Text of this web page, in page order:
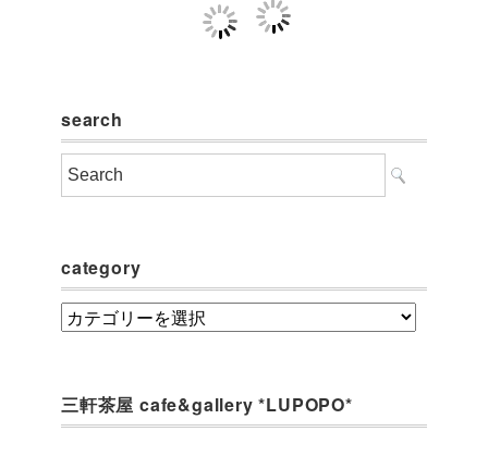
search
category
category
三軒茶屋 cafe&gallery *LUPOPO*